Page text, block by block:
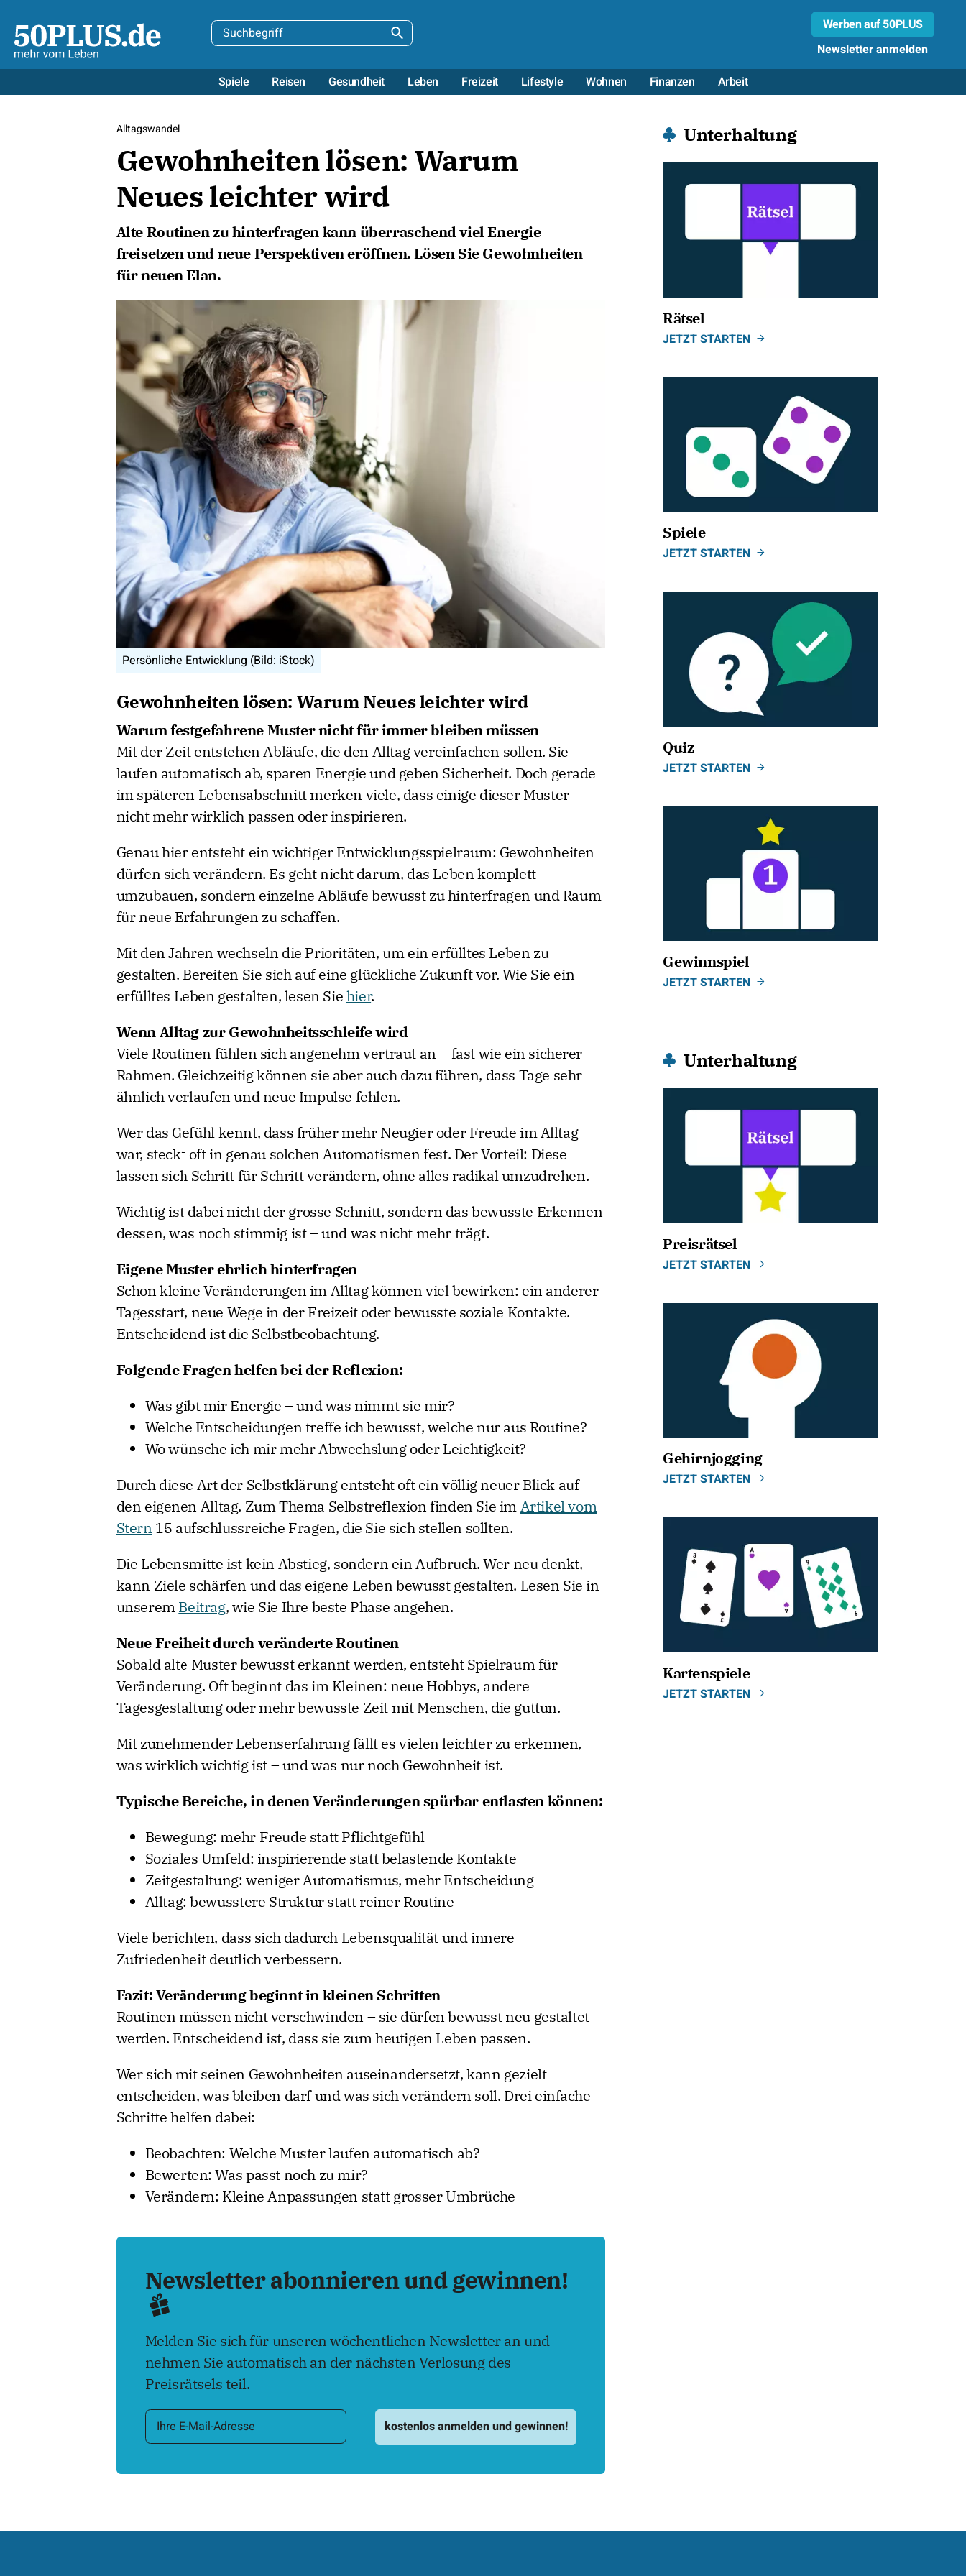
Werben auf 50PLUS
Newsletter anmelden
Spiele
Reisen Gesundheit Leben Freizeit Lifestyle Wohnen Finanzen Arbeit
Alltagswandel
Gewohnheiten lösen: Warum
Neues leichter wird
Alte Routinen zu hinterfragen kann überraschend viel Energie
freisetzen und neue Perspektiven eröffnen. Lösen Sie Gewohnheiten
für neuen Elan.
Persönliche Entwicklung (Bild: iStock)
Gewohnheiten lösen: Warum Neues leichter wird
Warum festgefahrene Muster nicht für immer bleiben müssen
Mit der Zeit entstehen Abläufe, die den Alltag vereinfachen sollen. Sie
laufen automatisch ab, sparen Energie und geben Sicherheit. Doch gerade
im späteren Lebensabschnitt merken viele, dass einige dieser Muster
nicht mehr wirklich passen oder inspirieren.
Genau hier entsteht ein wichtiger Entwicklungsspielraum: Gewohnheiten
dürfen sich verändern. Es geht nicht darum, das Leben komplett
umzubauen, sondern einzelne Abläufe bewusst zu hinterfragen und Raum
für neue Erfahrungen zu schaffen.
Mit den Jahren wechseln die Prioritäten, um ein erfülltes Leben zu
gestalten. Bereiten Sie sich auf eine glückliche Zukunft vor. Wie Sie ein
erfülltes Leben gestalten, lesen Siehier.
Wenn Alltag zur Gewohnheitsschleife wird
Viele Routinen fühlen sich angenehm vertraut an – fast wie ein sicherer
Rahmen. Gleichzeitig können sie aber auch dazu führen, dass Tage sehr
ähnlich verlaufen und neue Impulse fehlen.
Wer das Gefühl kennt, dass früher mehr Neugier oder Freude im Alltag
war, steckt oft in genau solchen Automatismen fest. Der Vorteil: Diese
lassen sich Schritt für Schritt verändern, ohne alles radikal umzudrehen.
Wichtig ist dabei nicht der grosse Schnitt, sondern das bewusste Erkennen
dessen, was noch stimmig ist – und was nicht mehr trägt.
Eigene Muster ehrlich hinterfragen
Schon kleine Veränderungen im Alltag können viel bewirken: ein anderer
Tagesstart, neue Wege in der Freizeit oder bewusste soziale Kontakte.
Entscheidend ist die Selbstbeobachtung.
Folgende Fragen helfen bei der Reflexion:
Was gibt mir Energie – und was nimmt sie mir?
Welche Entscheidungen treffe ich bewusst, welche nur aus Routine?
Wo wünsche ich mir mehr Abwechslung oder Leichtigkeit?
Durch diese Art der Selbstklärung entsteht oft ein völlig neuer Blick auf
den eigenen Alltag. Zum Thema Selbstreflexion finden Sie imArtikel vom
Stern 15 aufschlussreiche Fragen, die Sie sich stellen sollten.
Die Lebensmitte ist kein Abstieg, sondern ein Aufbruch. Wer neu denkt,
kann Ziele schärfen und das eigene Leben bewusst gestalten. Lesen Sie in
unseremBeitrag, wie Sie Ihre beste Phase angehen.
Neue Freiheit durch veränderte Routinen
Sobald alte Muster bewusst erkannt werden, entsteht Spielraum für
Veränderung. Oft beginnt das im Kleinen: neue Hobbys, andere
Tagesgestaltung oder mehr bewusste Zeit mit Menschen, die guttun.
Mit zunehmender Lebenserfahrung fällt es vielen leichter zu erkennen,
was wirklich wichtig ist – und was nur noch Gewohnheit ist.
Typische Bereiche, in denen Veränderungen spürbar entlasten können:
Bewegung: mehr Freude statt Pflichtgefühl
Soziales Umfeld: inspirierende statt belastende Kontakte
Zeitgestaltung: weniger Automatismus, mehr Entscheidung
Alltag: bewusstere Struktur statt reiner Routine
Viele berichten, dass sich dadurch Lebensqualität und innere
Zufriedenheit deutlich verbessern.
Fazit: Veränderung beginnt in kleinen Schritten
Routinen müssen nicht verschwinden – sie dürfen bewusst neu gestaltet
werden. Entscheidend ist, dass sie zum heutigen Leben passen.
Wer sich mit seinen Gewohnheiten auseinandersetzt, kann gezielt
entscheiden, was bleiben darf und was sich verändern soll. Drei einfache
Schritte helfen dabei:
Beobachten: Welche Muster laufen automatisch ab?
Bewerten: Was passt noch zu mir?
Verändern: Kleine Anpassungen statt grosser Umbrüche
Newsletter abonnieren und gewinnen!
Melden Sie sich für unseren wöchentlichen Newsletter an und
nehmen Sie automatisch an der nächsten Verlosung des
Preisrätsels teil.
Unterhaltung
Rätsel
JETZT STARTEN
Spiele
JETZT STARTEN
Quiz
JETZT STARTEN
Gewinnspiel
JETZT STARTEN
Unterhaltung
Preisrätsel
JETZT STARTEN
Gehirnjogging
JETZT STARTEN
Kartenspiele
JETZT STARTEN